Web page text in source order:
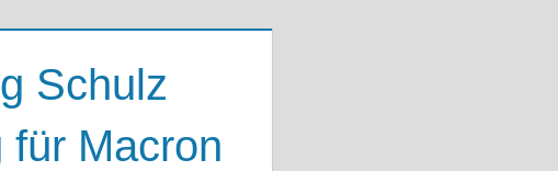
Schulz
Macron